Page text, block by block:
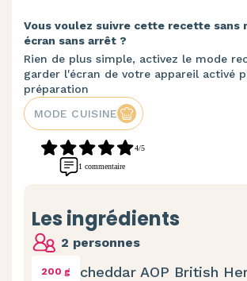
Vous voulez suivre cette recette sans
écran sans arrêt ?
Rien de plus simple, activez le mode
garder l'écran de votre appareil activé
préparation
MODE CUISINE
4/5
1 commentaire
Les ingrédients
2 personnes
200 g cheddar AOP British